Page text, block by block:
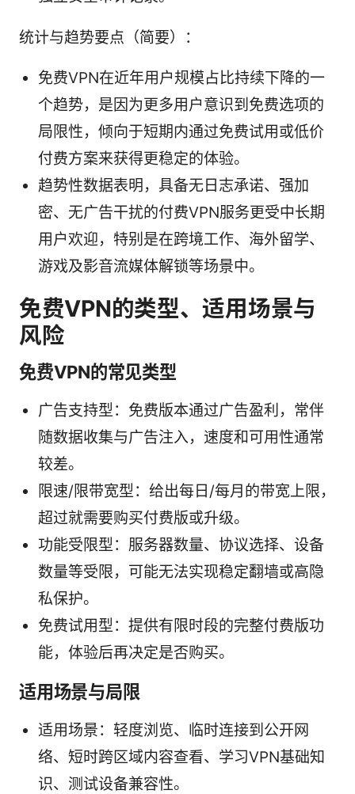
统计与趋势要点（简要）：
免费VPN在近年用户规模占比持续下降的一
个趋势，是因为更多用户意识到免费选项的
局限性，倾向于短期内通过免费试用或低价
付费方案来获得更稳定的体验。
趋势性数据表明，具备无日志承诺、强加
密、无广告干扰的付费VPN服务更受中长期
用户欢迎，特别是在跨境工作、海外留学、
游戏及影音流媒体解锁等场景中。
免费VPN的类型、适用场景与
风险
免费VPN的常见类型
广告支持型：免费版本通过广告盈利，常伴
随数据收集与广告注入，速度和可用性通常
较差。
限速/限带宽型：给出每日/每月的带宽上限，
超过就需要购买付费版或升级。
功能受限型：服务器数量、协议选择、设备
数量等受限，可能无法实现稳定翻墙或高隐
私保护。
免费试用型：提供有限时段的完整付费版功
能，体验后再决定是否购买。
适用场景与局限
适用场景：轻度浏览、临时连接到公开网
络、短时跨区域内容查看、学习VPN基础知
识、测试设备兼容性。